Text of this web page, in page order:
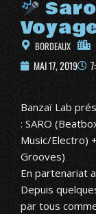
Saro
BORDEAUX
MAI 17, 2019
Banzaï Lab
: SARO
Music/Electro) +
Grooves)
En partenariat
Depuis
par tous